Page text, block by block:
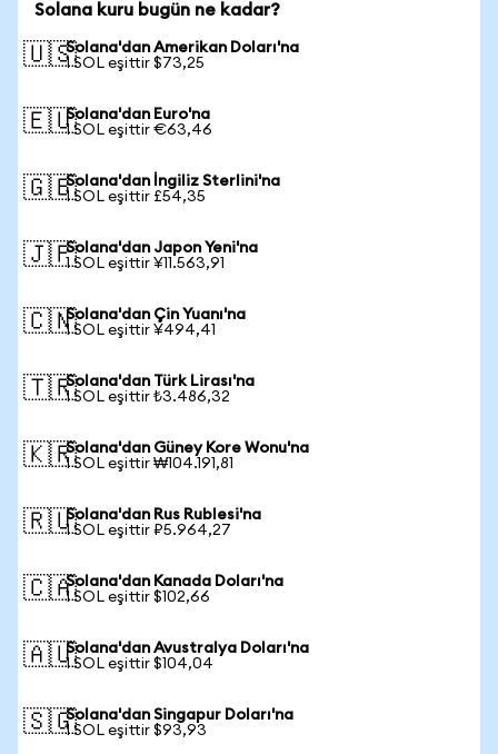
Solana kuru bugün ne kadar?
🇺🇸Solana'dan Amerikan Doları'na
1 SOL eşittir $73,25
🇪🇺Solana'dan Euro'na
1 SOL eşittir €63,46
🇬🇧Solana'dan İngiliz Sterlini'na
1 SOL eşittir £54,35
🇯🇵Solana'dan Japon Yeni'na
1 SOL eşittir ¥11.563,91
🇨🇳Solana'dan Çin Yuanı'na
1 SOL eşittir ¥494,41
🇹🇷Solana'dan Türk Lirası'na
1 SOL eşittir ₺3.486,32
🇰🇷Solana'dan Güney Kore Wonu'na
1 SOL eşittir ₩104.191,81
🇷🇺Solana'dan Rus Rublesi'na
1 SOL eşittir ₽5.964,27
🇨🇦Solana'dan Kanada Doları'na
1 SOL eşittir $102,66
🇦🇺Solana'dan Avustralya Doları'na
1 SOL eşittir $104,04
🇸🇬Solana'dan Singapur Doları'na
1 SOL eşittir $93,93